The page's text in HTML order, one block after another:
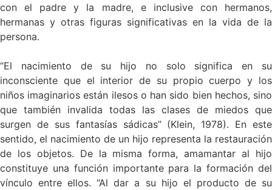
con el padre y la madre, e inclusive con hermanos,
hermanas y otras figuras significativas en la vida de la
persona.
“El nacimiento de su hijo no solo significa en su
inconsciente que el interior de su propio cuerpo y los
niños imaginarios están ilesos o han sido bien hechos, sino
que también invalida todas las clases de miedos que
surgen de sus fantasías sádicas” (Klein, 1978). En este
sentido, el nacimiento de un hijo representa la restauración
de los objetos. De la misma forma, amamantar al hijo
constituye una función importante para la formación del
vínculo entre ellos. “Al dar a su hijo el producto de su